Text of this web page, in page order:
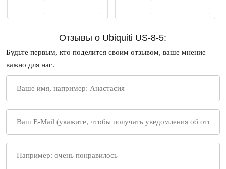
Отзывы о Ubiquiti US-8-5:
Будьте первым, кто поделится своим отзывом, ваше мнение
важно для нас.